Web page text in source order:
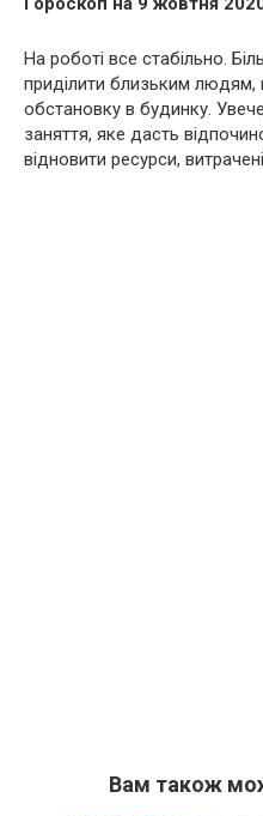
На роботі все стабільно.
приділити близьким
обстановку в будинку.
заняття, яке дасть
відновити ресурси,
Вам також